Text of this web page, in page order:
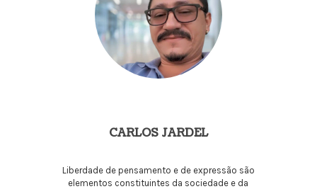
CARLOS JARDEL
Liberdade de pensamento e de expressão são
elementos constituintes da sociedade e da